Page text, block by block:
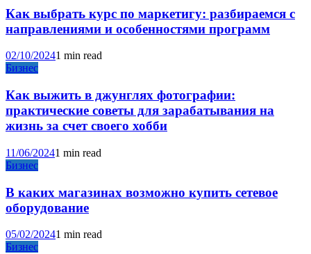
Как выбрать курс по маркетигу: разбираемся с
направлениями и особенностями программ
02/10/20241 min read
Бизнес
Как выжить в джунглях фотографии:
практические советы для зарабатывания на
жизнь за счет своего хобби
11/06/20241 min read
Бизнес
В каких магазинах возможно купить сетевое
оборудование
05/02/20241 min read
Бизнес